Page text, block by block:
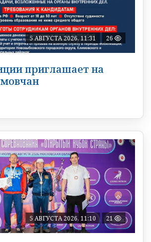
5 АВГУСТА 2026, 11:31 26
приглашает на
5 АВГУСТА 2026, 11:10 21